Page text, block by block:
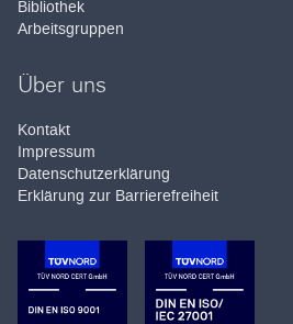
Bibliothek
Arbeitsgruppen
Über uns
Kontakt
Impressum
Datenschutzerklärung
Erklärung zur Barrierefreiheit